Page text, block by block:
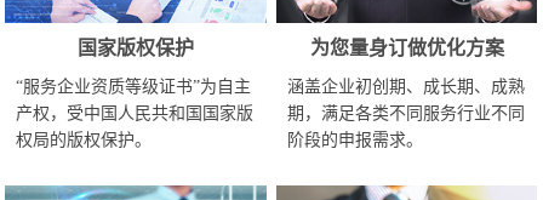
国家版权保护
“服务企业资质等级证书”为自主
产权，受中国人民共和国国家版
权局的版权保护。
为您量身订做优化方案
涵盖企业初创期、成长期、成熟
期，满足各类不同服务行业不同
阶段的申报需求。